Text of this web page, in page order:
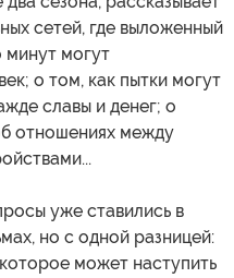
сетей, где выложенный
минут могут
о том, как пытки могут
славы и денег; о
отношениях между
уже ставились в
но с одной разницей:
может наступить